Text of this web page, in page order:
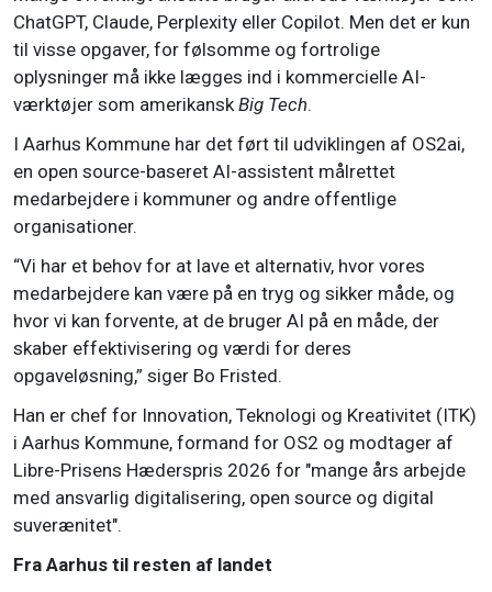
ChatGPT, Claude, Perplexity eller Copilot. Men det er kun
til visse opgaver, for følsomme og fortrolige
oplysninger må ikke lægges ind i kommercielle AI-
værktøjer som amerikanskBig Tech.
I Aarhus Kommune har det ført til udviklingen af OS2ai,
en open source-baseret AI-assistent målrettet
medarbejdere i kommuner og andre offentlige
organisationer.
“Vi har et behov for at lave et alternativ, hvor vores
medarbejdere kan være på en tryg og sikker måde, og
hvor vi kan forvente, at de bruger AI på en måde, der
skaber effektivisering og værdi for deres
opgaveløsning,” siger Bo Fristed.
Han er chef for Innovation, Teknologi og Kreativitet (ITK)
i Aarhus Kommune, formand for OS2 og modtager af
Libre-Prisens Hæderspris 2026 for "mange års arbejde
med ansvarlig digitalisering, open source og digital
suverænitet".
Fra Aarhus til resten af landet